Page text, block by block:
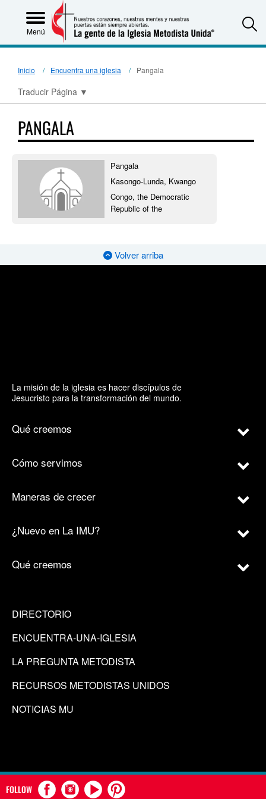
Menú
Inicio Encuentra una iglesia Pangala
Traducir Página ▼
PANGALA
Pangala
Kasongo-Lunda, Kwango
Congo, the Democratic
Republic of the
Volver arriba
La misión de la iglesia es hacer discípulos de
Jesucristo para la transformación del mundo.
Qué creemos
Cómo servimos
Maneras de crecer
¿Nuevo en La IMU?
Qué creemos
DIRECTORIO
ENCUENTRA-UNA-IGLESIA
LA PREGUNTA METODISTA
RECURSOS METODISTAS UNIDOS
NOTICIAS MU
FOLLOW